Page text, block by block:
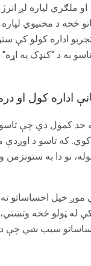
ملګري لپاره لږ
څخه د مخنیوي
اداره کولو کې
به د "کنډک په
حد کمول دي چې
که تاسو د اوږدې
نو دا به
موږ خپل احساساتو ته
ټولو څخه وتښتي،
سبب شي چې د